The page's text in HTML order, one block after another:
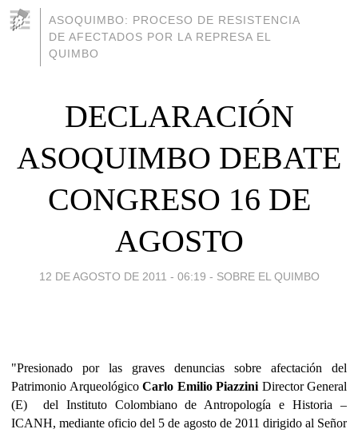
ASOQUIMBO: PROCESO DE RESISTENCIA
DE AFECTADOS POR LA REPRESA EL
QUIMBO
DECLARACIÓN
ASOQUIMBO DEBATE
CONGRESO 16 DE
12 DE AGOSTO DE 2011 - 06:19 - SOBRE EL QUIMBO
"Presionado por las graves denuncias sobre afectación del
Patrimonio Arqueológico Carlo Emilio Piazzini Director General
(E)
del Instituto Colombiano de Antropología e Historia –
ICANH, mediante oficio del 5 de agosto de 2011 dirigido al Señor